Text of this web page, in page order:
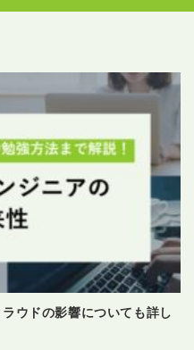
ウドの影響についても詳し